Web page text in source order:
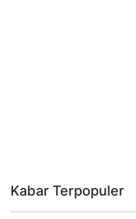
Kabar Terpopuler